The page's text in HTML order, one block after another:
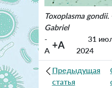
Toxoplasma
Gabriel
-
A +A
31
2024
Предыдущая
статья